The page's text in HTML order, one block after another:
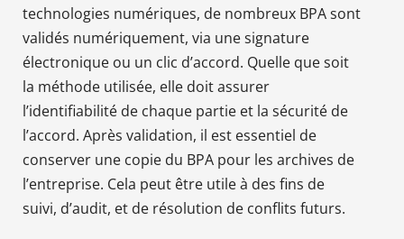
technologies numériques, de nombreux BPA sont
validés numériquement, via une signature
électronique ou un clic d’accord. Quelle que soit
la méthode utilisée, elle doit assurer
l’identifiabilité de chaque partie et la sécurité de
l’accord. Après validation, il est essentiel de
conserver une copie du BPA pour les archives de
l’entreprise. Cela peut être utile à des fins de
suivi, d’audit, et de résolution de conflits futurs.